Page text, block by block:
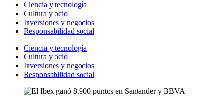
Ciencia y tecnología
Cultura y ocio
Inversiones y negocios
Responsabilidad social
Ciencia y tecnología
Cultura y ocio
Inversiones y negocios
Responsabilidad social